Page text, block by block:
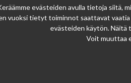
tai lähetä What's App viesti!
info@ilponkatiska.fi
y-tunnus: 2404114-9
evästeiden avulla tietoja siitä,
vuoksi tietyt toiminnot saattavat
evästeiden käytön. Näitä
Voit muuttaa